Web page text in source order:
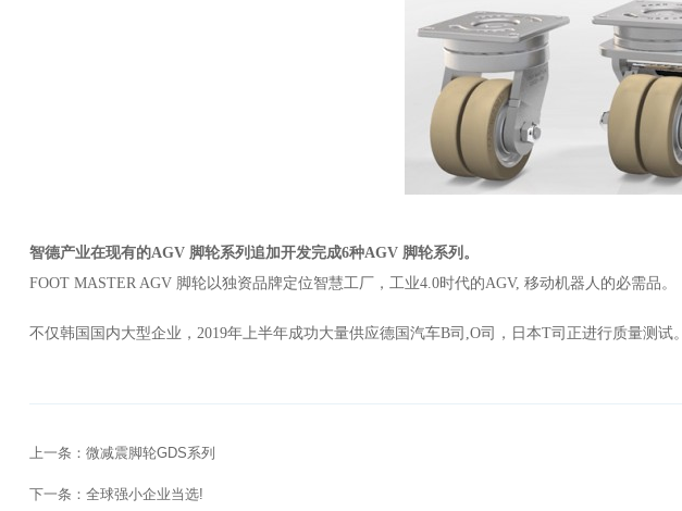
智德产业在现有的AGV 脚轮系列追加开发完成6种AGV 脚轮系列。
FOOT MASTER AGV 脚轮以独资品牌定位智慧工厂，工业4.0时代的AGV, 移动机器人的必需品。
不仅韩国国内大型企业， 2019年上半年成功大量供应德国汽车B司 ,O司，日本T司正进行质量测试。
上一条：微减震脚轮GDS系列
下一条：全球强小企业当选!